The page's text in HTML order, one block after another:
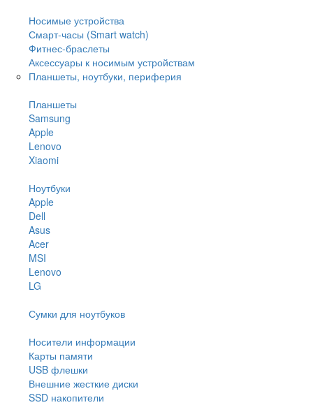
Носимые устройства
Смарт-часы (Smart watch)
Фитнес-браслеты
Аксессуары к носимым устройствам
Планшеты, ноутбуки, периферия
Планшеты
Samsung
Apple
Lenovo
Xiaomi
Ноутбуки
Apple
Dell
Asus
Acer
MSI
Lenovo
LG
Сумки для ноутбуков
Носители информации
Карты памяти
USB флешки
Внешние жесткие диски
SSD накопители